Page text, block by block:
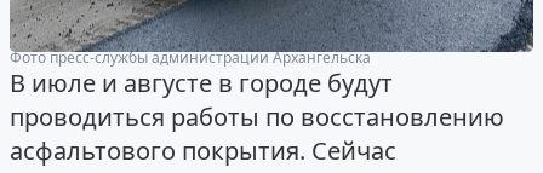
Фото пресс-службы администрации Архангельска
В июле и августе в городе будут
проводиться работы по восстановлению
асфальтового покрытия. Сейчас